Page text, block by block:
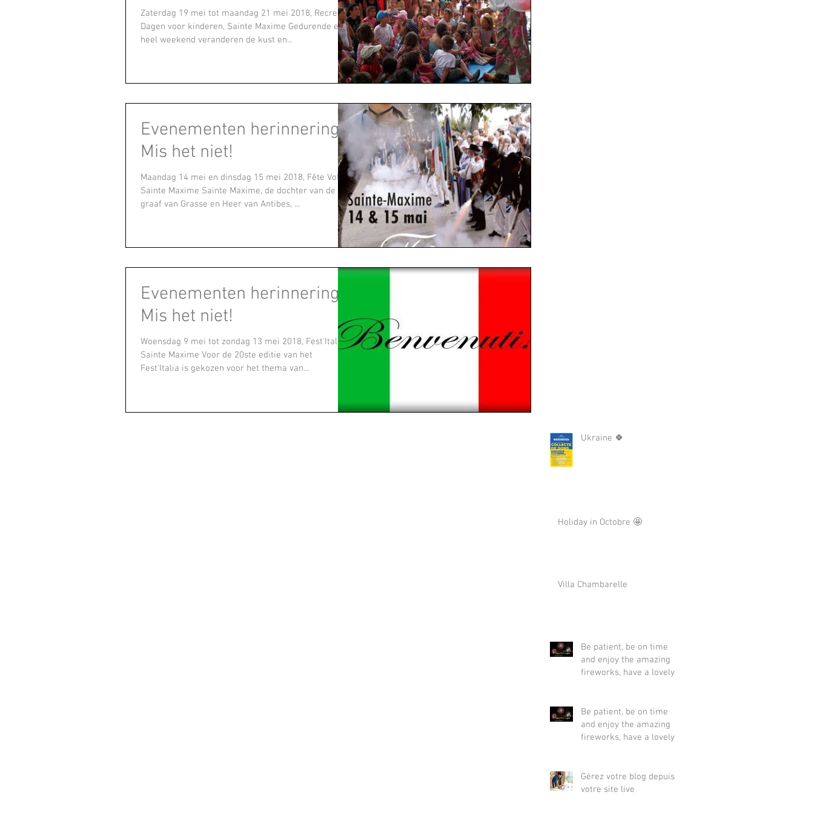
Zaterdag 19 mei tot maandag 21 mei 2018, Recreatie
Dagen voor kinderen, Sainte Maxime Gedurende een
heel weekend veranderen de kust en...
Evenementen herinnering!
Mis het niet!
Maandag 14 mei en dinsdag 15 mei 2018, Fête Votive,
Sainte Maxime Sainte Maxime, de dochter van de
graaf van Grasse en Heer van Antibes, ...
Evenementen herinnering!
Mis het niet!
Woensdag 9 mei tot zondag 13 mei 2018, Fest'Italia,
Sainte Maxime Voor de 20ste editie van het
Fest'Italia is gekozen voor het thema van...
Ukraine 🍀
Holiday in Octobre 🤩
Villa Chambarelle
Be patient, be on time
and enjoy the amazing
fireworks, have a lovely
Be patient, be on time
and enjoy the amazing
fireworks, have a lovely
Gérez votre blog depuis
votre site live